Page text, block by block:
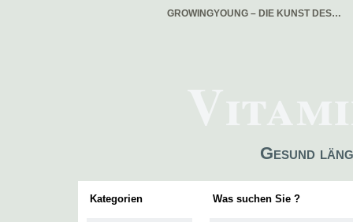
GROWINGYOUNG – DIE KUNST DES…
Gesund
Kategorien Was suchen Sie ?